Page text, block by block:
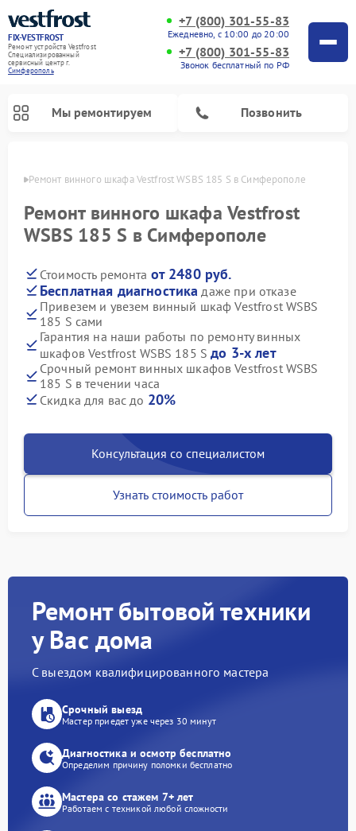
FIX-VESTFROST
Ремонт устройств Vestfrost
Специализированный
cервисный центр г.
Симферополь
+7 (800) 301-55-83
Ежедневно, с 10:00 до 20:00
+7 (800) 301-55-83
Звонок бесплатный по РФ
Мы ремонтируем Позвонить
Ремонт винного шкафа Vestfrost WSBS 185 S в Симферополе
Ремонт винного шкафа Vestfrost
WSBS 185 S в Симферополе
Стоимость ремонта от 2480 руб.
Бесплатная диагностика даже при отказе
Привезем и увезем винный шкаф Vestfrost WSBS
185 S сами
Гарантия на наши работы по ремонту винных
шкафов Vestfrost WSBS 185 Sдо 3-х лет
Срочный ремонт винных шкафов Vestfrost WSBS
185 S в течении часа
Скидка для вас до 20%
Консультация со специалистом
Узнать стоимость работ
Ремонт бытовой техники
у Вас дома
С выездом квалифицированного мастера
Срочный выезд
Мастер приедет уже через 30 минут
Диагностика и осмотр бесплатно
Определим причину поломки бесплатно
Мастера со стажем 7+ лет
Работаем с техникой любой сложности